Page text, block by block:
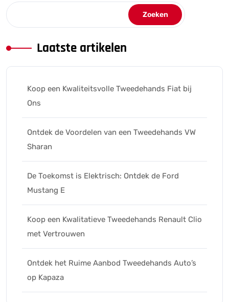
Zoeken
Laatste artikelen
Koop een Kwaliteitsvolle Tweedehands Fiat bij
Ons
Ontdek de Voordelen van een Tweedehands VW
Sharan
De Toekomst is Elektrisch: Ontdek de Ford
Mustang E
Koop een Kwalitatieve Tweedehands Renault Clio
met Vertrouwen
Ontdek het Ruime Aanbod Tweedehands Auto’s
op Kapaza